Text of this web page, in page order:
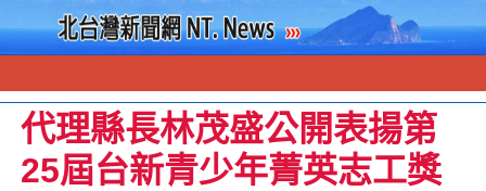
代理縣長林茂盛公開表揚第
25屆台新青少年菁英志工獎